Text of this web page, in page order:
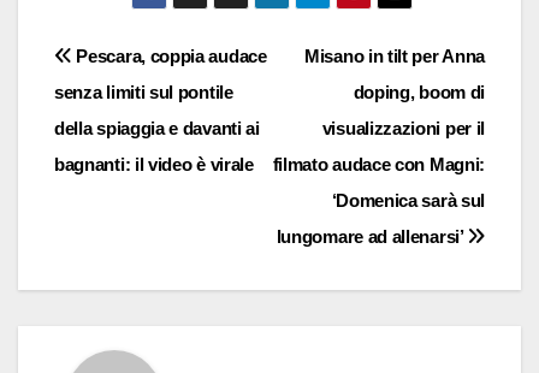
Navigazione
articoli
Misano in tilt per Anna
doping, boom di
visualizzazioni per il
filmato audace con Magni:
‘Domenica sarà sul
lungomare ad allenarsi’
Pescara, coppia audace
senza limiti sul pontile
della spiaggia e davanti ai
bagnanti: il video è virale